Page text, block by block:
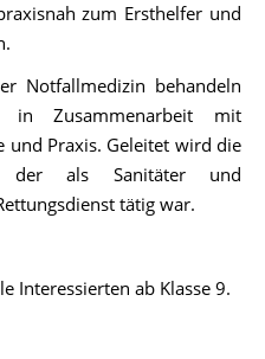
zum Ersthelfer und
Notfallmedizin behandeln
Zusammenarbeit mit
und Praxis. Geleitet wird die
als Sanitäter und
tätig war.
Interessierten ab Klasse 9.